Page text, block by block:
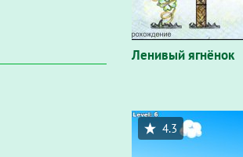
Ленивый ягнёнок
4.3